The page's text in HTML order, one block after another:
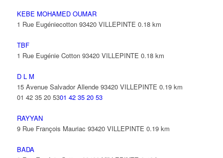
KEBE MOHAMED OUMAR
1 Rue Eugéniecotton 93420 VILLEPINTE 0.18 km
TBF
1 Rue Eugénie Cotton 93420 VILLEPINTE 0.18 km
D L M
15 Avenue Salvador Allende 93420 VILLEPINTE 0.19 km
01 42 35 20 5301 42 35 20 53
RAYYAN
9 Rue François Mauriac 93420 VILLEPINTE 0.19 km
BADA